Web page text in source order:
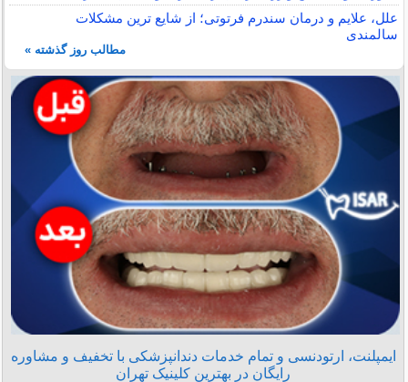
علل، علایم و درمان سندرم فرتوتی؛ از شایع ترین مشکلات
سالمندی
مطالب روز گذشته »
ایمپلنت، ارتودنسی و تمام خدمات دندانپزشکی با تخفیف و مشاوره
رایگان در بهترین کلینیک تهران